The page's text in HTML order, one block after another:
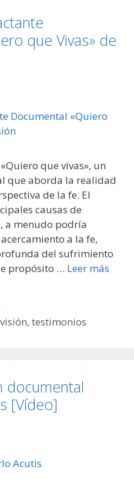
que Vivas» de
que vivas», un
que aborda la realidad
de la fe. El
causas de
a menudo podría
a la fe,
del sufrimiento
propósito … Leer más
,testimonios
documental
[Vídeo]